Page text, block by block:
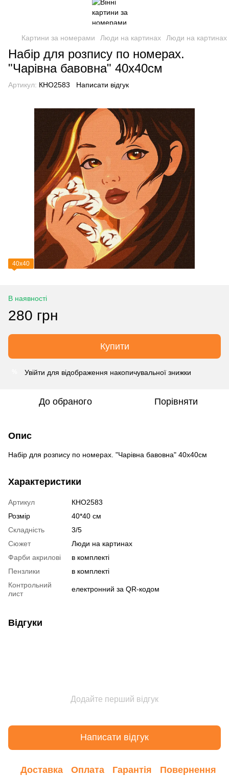
Картини за номерами Люди на картинах Люди на картинах
Набір для розпису по номерах.
"Чарівна бавовна" 40х40см
Артикул: КНО2583 Написати відгук
40х40
В наявності
280 грн
Купити
Увійти для відображення накопичувальної знижки
До обраного Порівняти
Опис
Набір для розпису по номерах. "Чарівна бавовна" 40х40см
Характеристики
Артикул
КНО2583
Розмір
40*40 см
Складність
3/5
Сюжет
Люди на картинах
Фарби акрилові
в комплекті
Пензлики
в комплекті
Контрольний
лист
електронний за QR-кодом
Відгуки
Додайте перший відгук
Написати відгук
Доставка Оплата Гарантія Повернення